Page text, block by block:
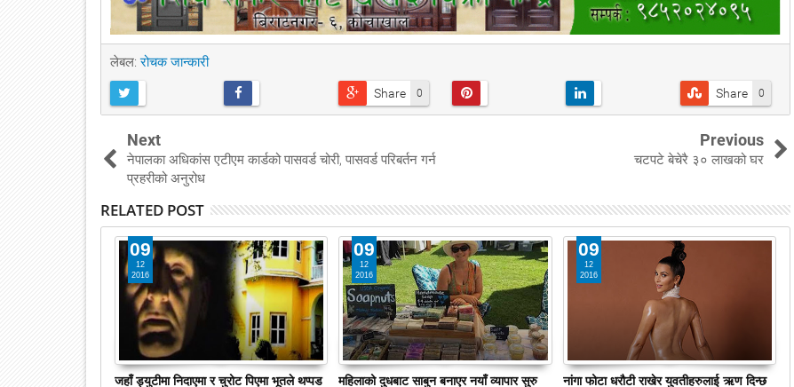
लेबल:रोचक जान्कारी
0
Share 0
Share
Next
नेपालका अधिकांस एटीएम कार्डको पासवर्ड चोरी, पासवर्ड परिबर्तन गर्न
प्रहरीको अनुरोध
Previous
चटपटे बेचेरै ३० लाखको घर
RELATED POST
09
12
2016
जहाँ ड्युटीमा निदाएमा र चुरोट पिएमा भूतले थप्पड
09
12
2016
महिलाको दुधबाट साबुन बनाएर नयाँ व्यापार सुरु
09
12
2016
नांगा फोटा धरौटी राखेर युवतीहरुलाई ऋण दिन्छ